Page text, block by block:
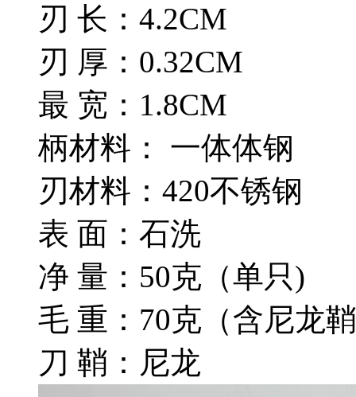
刃 长：4.2CM
刃 厚：0.32CM
最 宽：1.8CM
柄材料： 一体体钢
刃材料：420不锈钢
表 面：石洗
净 量：50克（单只)
毛 重：70克（含尼龙
刀 鞘：尼龙